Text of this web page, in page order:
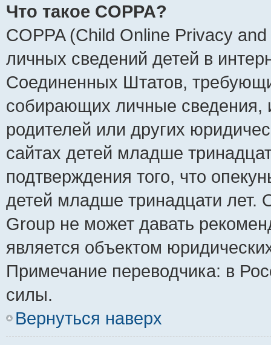
Что такое COPPA?
COPPA (Child Online Privacy
личных сведений детей в
Соединенных Штатов,
собирающих личные сведения,
родителей или других
сайтах детей младше
подтверждения того, что
детей младше тринадцати лет.
Group не может давать
является объектом
Примечание переводчика: в
силы.
Вернуться наверх